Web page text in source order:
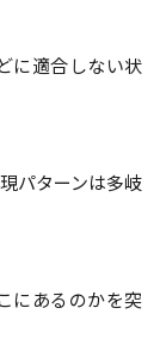
に適合しない状
パターンは多岐
にあるのかを突